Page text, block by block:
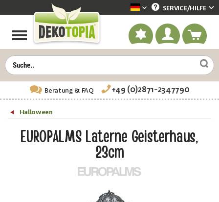
Dekotopia deutsch
SERVICE/HILFE
Beratung& FAQ +49 (0)2871-2347790
Halloween
EUROPALMS Laterne Geisterhaus,
23cm